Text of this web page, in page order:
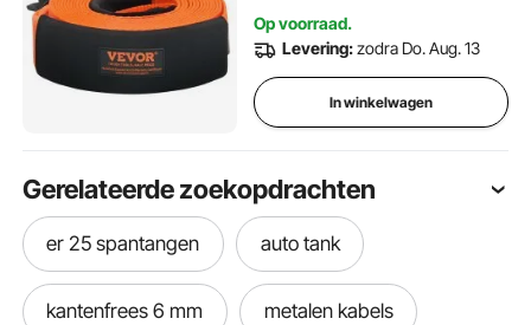
ringsluiting, voor
Vrachtwagen, Jeep, SUV,
ATV
Op voorraad.
Levering:zodra Do. Aug. 13
In winkelwagen
Gerelateerde zoekopdrachten
er 25 spantangen auto tank
kantenfrees 6 mm metalen kabels